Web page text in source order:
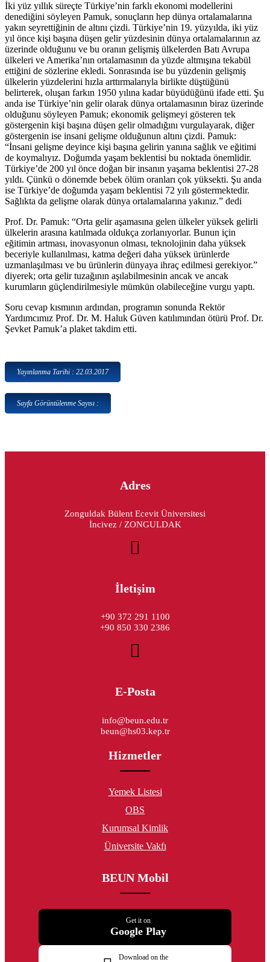
İki yüz yıllık süreçte Türkiye’nin farklı ekonomi modellerini
denediğini söyleyen Pamuk, sonuçların hep dünya ortalamalarına
yakın seyrettiğinin de altını çizdi. Türkiye’nin 19. yüzyılda, iki yüz
yıl önce kişi başına düşen gelir yüzdesinin dünya ortalamalarının az
üzerinde olduğunu ve bu oranın gelişmiş ülkelerden Batı Avrupa
ülkeleri ve Amerika’nın ortalamasının da yüzde altmışına tekabül
ettiğini de sözlerine ekledi. Sonrasında ise bu yüzdenin gelişmiş
ülkelerin yüzdelerini hızla arttırmalarıyla birlikte düştüğünü
belirterek, oluşan farkın 1950 yılına kadar büyüdüğünü ifade etti. Şu
anda ise Türkiye’nin gelir olarak dünya ortalamasının biraz üzerinde
olduğunu söyleyen Pamuk; ekonomik gelişmeyi gösteren tek
göstergenin kişi başına düşen gelir olmadığını vurgulayarak, diğer
göstergenin ise insani gelişme olduğunun altını çizdi. Pamuk:
“İnsani gelişme deyince kişi başına gelirin yanına sağlık ve eğitimi
de koymalıyız. Doğumda yaşam beklentisi bu noktada önemlidir.
Türkiye’de 200 yıl önce doğan bir insanın yaşama beklentisi 27-28
yıldı. Çünkü o dönemde bebek ölüm oranları çok yüksekti. Şu anda
ise Türkiye’de doğumda yaşam beklentisi 72 yılı göstermektedir.
Sağlıkta da gelişme olarak dünya ortalamalarına yakınız.” dedi
Prof. Dr. Pamuk: “Orta gelir aşamasına gelen ülkeler yüksek gelirli
ülkelerin arasına katılmada oldukça zorlanıyorlar. Bunun için
eğitimin artması, inovasyonun olması, teknolojinin daha yüksek
beceriyle kullanılması, katma değeri daha yüksek ürünlerde
uzmanlaşılması ve bu ürünlerin dünyaya ihraç edilmesi gerekiyor.”
diyerek; orta gelir tuzağının aşılabilmesinin ancak ve ancak
kurumların güçlendirilmesiyle mümkün olabileceğine vurgu yaptı.
Soru cevap kısmının ardından, programın sonunda Rektör
Yardımcımız Prof. Dr. M. Haluk Güven katılımından ötürü Prof. Dr.
Şevket Pamuk’a plaket takdim etti.
Yayınlanma Tarihi : 22.03.2017
Sayfa Görüntülenme Sayısı :
Adres
Zonguldak Bülent Ecevit Üniversitesi
İncivez / ZONGULDAK
İletişim
+90 372 291 1100
+90 850 330 2386
E-Posta
info@beun.edu.tr
beun@hs03.kep.tr
Hizmetler
Yemek Listesi
OBS
Kurumsal Kimlik
Üniversite Vakfı
BEUN Mobil
Get it on
Google Play
Download on the